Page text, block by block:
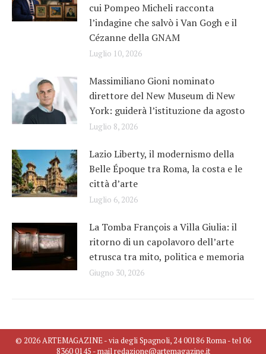
cui Pompeo Micheli racconta
l’indagine che salvò i Van Gogh e il
Cézanne della GNAM
Luglio 10, 2026
Massimiliano Gioni nominato
direttore del New Museum di New
York: guiderà l’istituzione da agosto
Luglio 8, 2026
Lazio Liberty, il modernismo della
Belle Époque tra Roma, la costa e le
città d’arte
Luglio 6, 2026
La Tomba François a Villa Giulia: il
ritorno di un capolavoro dell’arte
etrusca tra mito, politica e memoria
Giugno 30, 2026
© 2026 ARTEMAGAZINE - via degli Spagnoli, 24 00186 Roma - tel 06
8360 0145 - mail redazione@artemagazine.it